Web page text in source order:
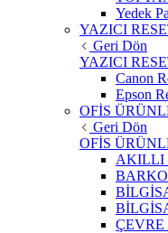
Yedek
YAZICI
Geri Dön
YAZICI
Canon
Epson
OFİS
Geri Dön
OFİS
AKILLI